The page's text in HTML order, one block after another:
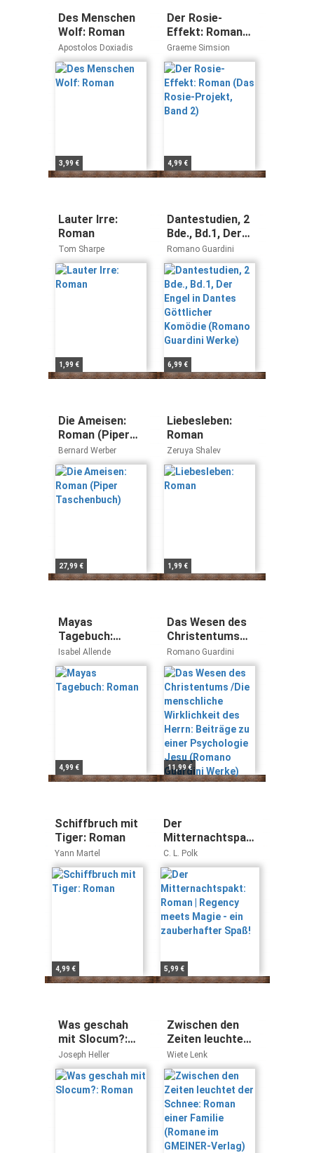
Des Menschen
Wolf: Roman
Apostolos Doxiadis
3,99 €
Der Rosie-
Effekt: Roman
(Das Rosie-
Projekt, Band 2)
Graeme Simsion
4,99 €
Lauter Irre:
Roman
Tom Sharpe
1,99 €
Dantestudien, 2
Bde., Bd.1, Der
Engel in Dantes
Göttlicher
Komödie
(Romano
Guardini Werke)
Romano Guardini
6,99 €
Die Ameisen:
Roman (Piper
Taschenbuch)
Bernard Werber
27,99 €
Liebesleben:
Roman
Zeruya Shalev
1,99 €
Mayas
Tagebuch:
Roman
Isabel Allende
4,99 €
Das Wesen des
Christentums
/Die
menschliche
Wirklichkeit des
Herrn: Beiträge
zu einer
Psychologie
Jesu (Romano
Guardini Werke)
Romano Guardini
11,99 €
Schiffbruch mit
Tiger: Roman
Yann Martel
4,99 €
Der
Mitternachtspakt:
Roman | Regency
meets Magie - ein
zauberhafter
Spaß!
C. L. Polk
5,99 €
Was geschah
mit Slocum?:
Roman
Joseph Heller
Zwischen den
Zeiten leuchtet
der Schnee:
Roman einer
Familie (Romane
im GMEINER-
Verlag)
Wiete Lenk